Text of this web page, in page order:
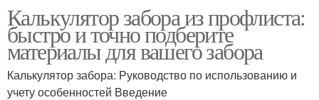
Калькулятор забора из профлиста:
быстро и точно подберите
материалы для вашего забора
Калькулятор забора: Руководство по использованию и
учету особенностей Введение